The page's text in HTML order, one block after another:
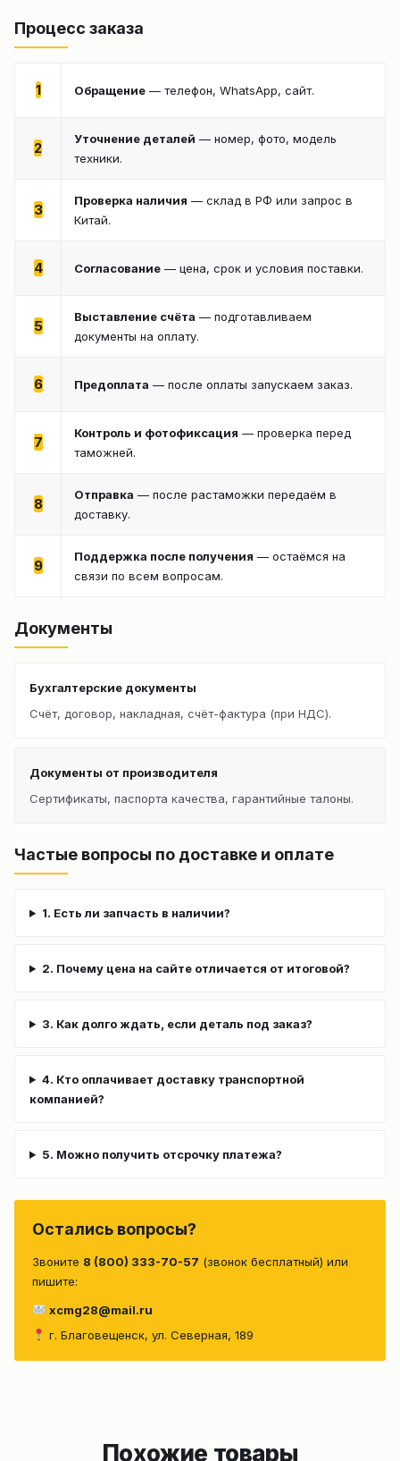
Процесс заказа
1 Обращение — телефон, WhatsApp, сайт.
2
Уточнение деталей — номер, фото, модель
техники.
3
Проверка наличия — склад в РФ или запрос в
Китай.
4 Согласование — цена, срок и условия поставки.
5
Выставление счёта — подготавливаем
документы на оплату.
6 Предоплата — после оплаты запускаем заказ.
7
Контроль и фотофиксация — проверка перед
таможней.
8
Отправка — после растаможки передаём в
доставку.
9
Поддержка после получения — остаёмся на
связи по всем вопросам.
Документы
Бухгалтерские документы
Счёт, договор, накладная, счёт-фактура (при НДС).
Документы от производителя
Сертификаты, паспорта качества, гарантийные талоны.
Частые вопросы по доставке и оплате
1. Есть ли запчасть в наличии?
2. Почему цена на сайте отличается от итоговой?
3. Как долго ждать, если деталь под заказ?
4. Кто оплачивает доставку транспортной
компанией?
5. Можно получить отсрочку платежа?
Остались вопросы?
Звоните 8 (800) 333-70-57 (звонок бесплатный) или
пишите:
xcmg28@mail.ru
г. Благовещенск, ул. Северная, 189
Похожие товары